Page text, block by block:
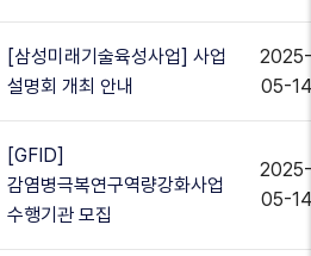
[삼성미래기술육성사업] 사업
설명회 개최 안내
2025-
05-14
[GFID]
감염병극복연구역량강화사업
수행기관 모집
2025-
05-14